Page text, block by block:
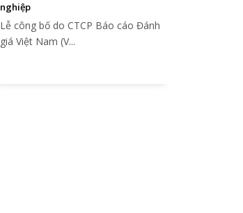
nghiệp
Lễ công bố do CTCP Báo cáo Đánh
giá Việt Nam (V...